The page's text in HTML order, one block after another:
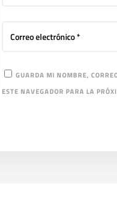
GUARDA MI NOMBRE,
ESTE NAVEGADOR PARA LA